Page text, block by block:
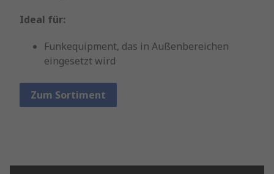
Ideal für:
Funkequipment, das in Außenbereichen
eingesetzt wird
Zum Sortiment